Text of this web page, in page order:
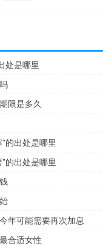
处是哪里
限是多久
的出处是哪里
的出处是哪里
年可能需要再次加息
合适女性